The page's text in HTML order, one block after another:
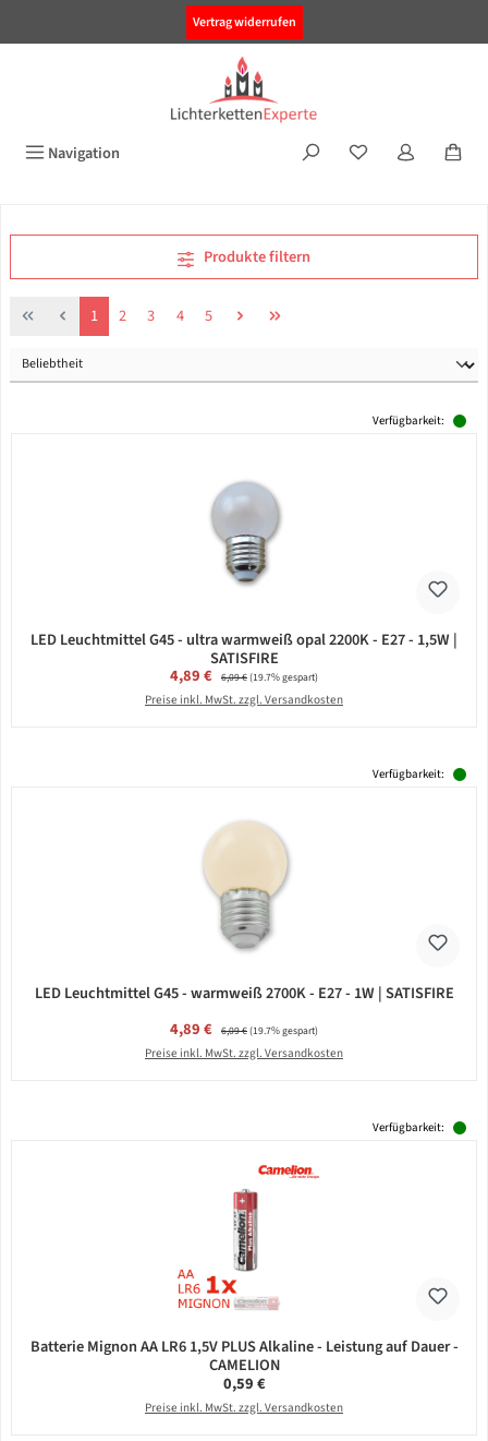
Vertrag widerrufen
Navigation
Produkte filtern
Seite
1 Seite
2 Seite
3 Seite
4 Seite
5
Verfügbarkeit:
LED Leuchtmittel G45 - ultra warmweiß opal 2200K - E27 - 1,5W |
SATISFIRE
Verkaufspreis:
4,89 € Regulärer Preis:
6,09 €(19.7% gespart)
Preise inkl. MwSt. zzgl. Versandkosten
Verfügbarkeit:
LED Leuchtmittel G45 - warmweiß 2700K - E27 - 1W | SATISFIRE
Verkaufspreis:
4,89 € Regulärer Preis:
6,09 €(19.7% gespart)
Preise inkl. MwSt. zzgl. Versandkosten
Verfügbarkeit:
Batterie Mignon AA LR6 1,5V PLUS Alkaline - Leistung auf Dauer -
CAMELION
Regulärer Preis:
0,59 €
Preise inkl. MwSt. zzgl. Versandkosten